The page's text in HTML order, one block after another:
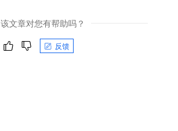
该文章对您有帮助吗？
反馈